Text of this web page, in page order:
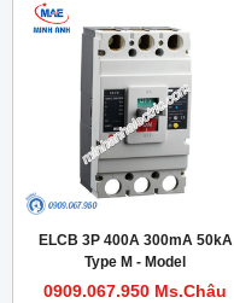
ELCB 3P 400A 300mA 50kA
Type M - Model
HDM1LE400M4003T
0909.067.950 Ms.Châu